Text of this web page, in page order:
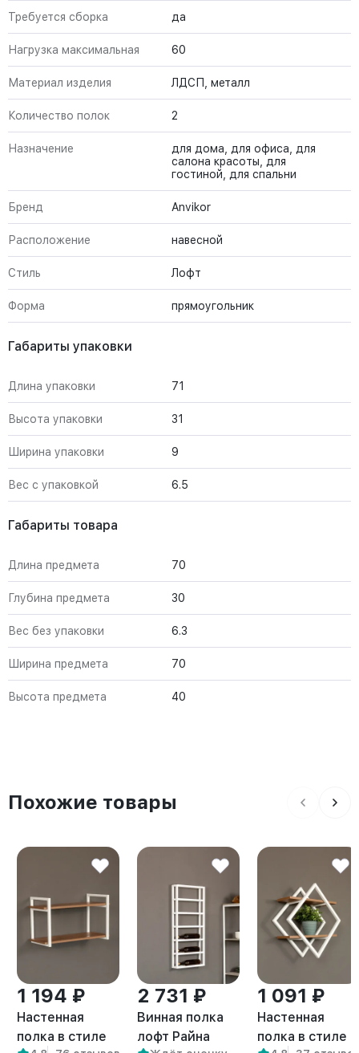
Требуется сборка да
Нагрузка максимальная 60
Материал изделия ЛДСП, металл
Количество полок 2
Назначение
для дома, для офиса, для
салона красоты, для
гостиной, для спальни
Бренд Anvikor
Расположение навесной
Стиль Лофт
Форма прямоугольник
Габариты упаковки
Длина упаковки 71
Высота упаковки 31
Ширина упаковки 9
Вес с упаковкой 6.5
Габариты товара
Длина предмета 70
Глубина предмета 30
Вес без упаковки 6.3
Ширина предмета 70
Высота предмета 40
Похожие товары
1 194 ₽
Настенная
полка в стиле
2 731 ₽
Винная полка
лофт Райна
1 091 ₽
Настенная
полка в стиле